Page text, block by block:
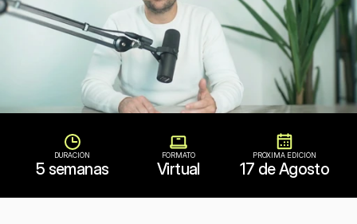
DURACIÓN
5 semanas
FORMATO
Virtual
PRÓXIMA EDICIÓN
17 de Agosto